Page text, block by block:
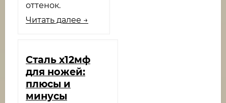
оттенок.
Читать далее →
Сталь х12мф
для ножей:
плюсы и
минусы